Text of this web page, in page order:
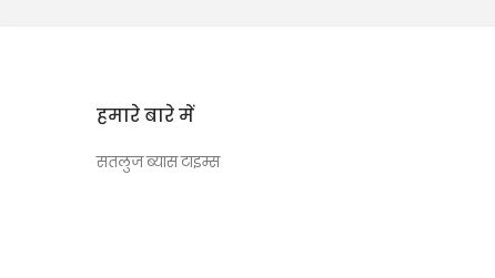
हमारे बारे में
सतलुज ब्यास टाइम्स